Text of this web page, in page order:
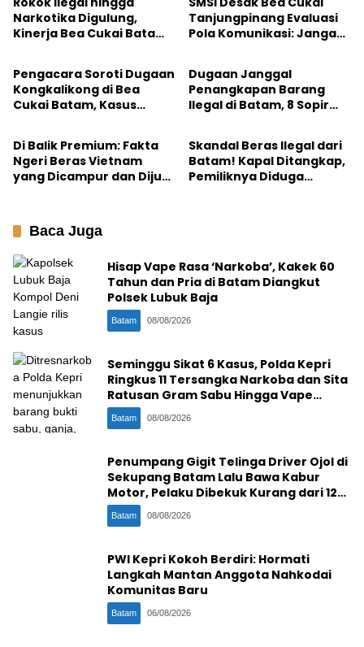
Narkotika Digulung,
Kinerja Bea Cukai Batam
Tanjungpinang Evaluasi
Pola Komunikasi: Jangan
Batam
Pengacara Soroti Dugaan
Kongkalikong di Bea
Cukai Batam, Kasus
Sorotan
Batam
Dugaan Janggal
Penangkapan Barang
Ilegal di Batam, 8 Sopir
Batam
Di Balik Premium: Fakta
Ngeri Beras Vietnam
yang Dicampur dan Dijual
Batam
Skandal Beras Ilegal dari
Batam! Kapal Ditangkap,
Pemiliknya Diduga
Baca Juga
Hisap Vape Rasa ‘Narkoba’, Kakek 60
Tahun dan Pria di Batam Diangkut
Polsek Lubuk Baja
Batam 08/08/2026
Seminggu Sikat 6 Kasus, Polda Kepri
Ringkus 11 Tersangka Narkoba dan Sita
Ratusan Gram Sabu Hingga Vape
Etomidate
Batam 08/08/2026
Penumpang Gigit Telinga Driver Ojol di
Sekupang Batam Lalu Bawa Kabur
Motor, Pelaku Dibekuk Kurang dari 12
Jam
Batam 08/08/2026
PWI Kepri Kokoh Berdiri: Hormati
Langkah Mantan Anggota Nahkodai
Komunitas Baru
Batam 06/08/2026